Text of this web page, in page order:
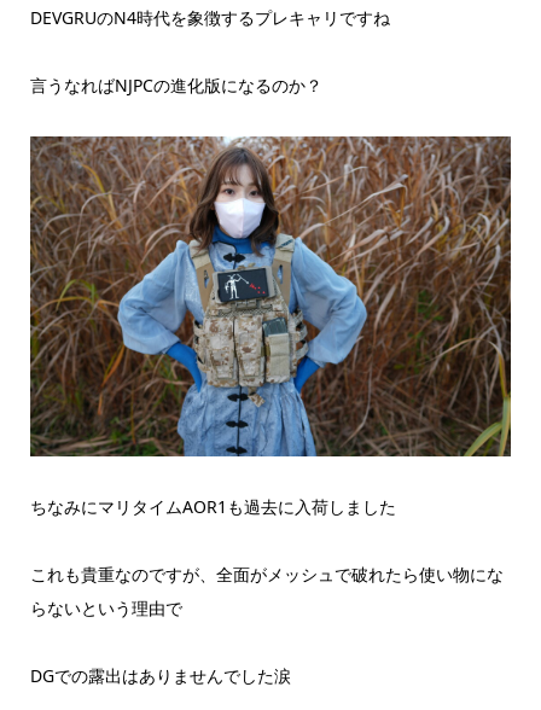
DEVGRUのN4時代を象徴するプレキャリですね
言うなればNJPCの進化版になるのか？
ちなみにマリタイムAOR1も過去に入荷しました
これも貴重なのですが、全面がメッシュで破れたら使い物にな
らないという理由で
DGでの露出はありませんでした涙